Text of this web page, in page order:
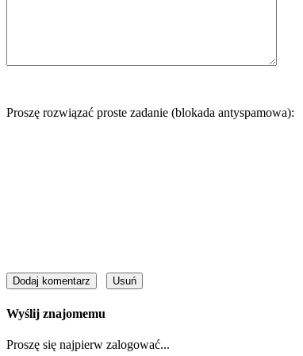
Proszę rozwiązać proste zadanie (blokada antyspamowa):
Wyślij znajomemu
Proszę się najpierw zalogować...